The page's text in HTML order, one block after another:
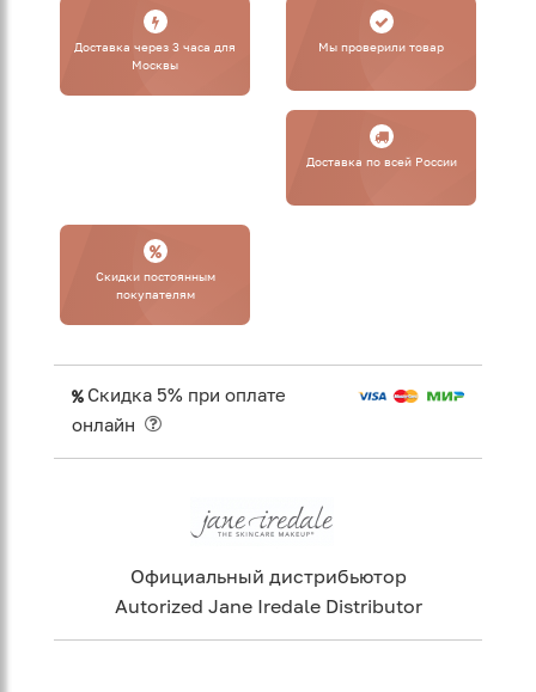
Доставка через 3 часа для
Москвы
Мы проверили товар
Доставка по всей России
Cкидки постоянным
покупателям
Скидка 5% при оплате
онлайн
Официальный дистрибьютор
Autorized Jane Iredale Distributor